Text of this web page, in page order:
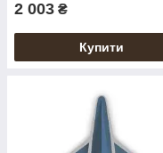
2 003 ₴
Купити